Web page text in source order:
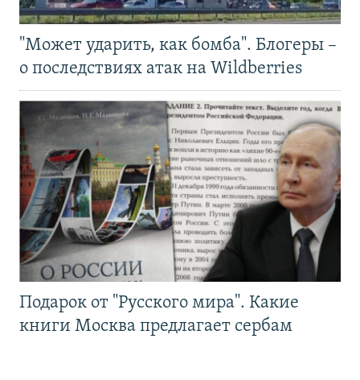
"Может ударить, как бомба". Блогеры –
о последствиях атак на Wildberries
Подарок от "Русского мира". Какие
книги Москва предлагает сербам